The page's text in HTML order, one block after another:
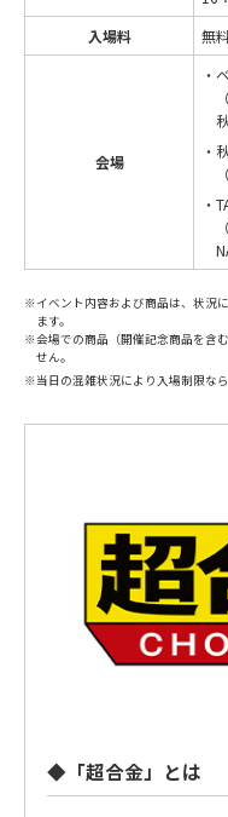
入場料
無
会場
・
・
・
※イベント内容および商品は、状況
ます。
※会場での商品（開催記念商品を含
せん。
※当日の混雑状況により入場制限な
◆「超合金」とは